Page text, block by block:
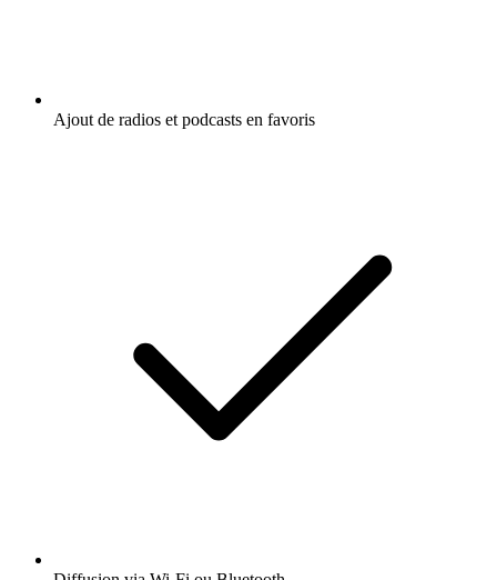
Ajout de radios et podcasts en favoris